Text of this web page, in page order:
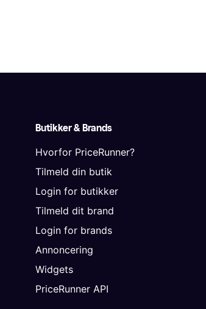
Butikker & Brands
Hvorfor PriceRunner?
Tilmeld din butik
Login for butikker
Tilmeld dit brand
Login for brands
Annoncering
Widgets
PriceRunner API